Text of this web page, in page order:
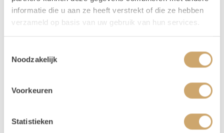
informatie die u aan ze heeft verstrekt of die ze hebben
verzameld op basis van uw gebruik van hun services.
Noodzakelijk
Voorkeuren
Statistieken
66 of mail naarinfo@loodsofrentals.nl. We adviseren je
graag!
Verhuur - Hoe werkt het?
Al onze verhuur items huur je voor
3 dagen, voor de
prijs van 1
! Zo krijg je lekker de tijd om op en af te
zaterdag, of zondag) dan loopt jouw huurperiode tot
gebruiksdag. Dus huur je op 25 april, kies dan van 25
april t/m 25 april. De andere dagen krijg je van ons